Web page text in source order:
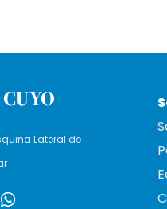
Lateral de